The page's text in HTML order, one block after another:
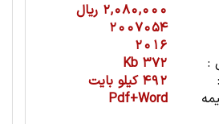
2,080,000 ریال
2007054
2016
:
372 Kb
492 کیلو بایت
Pdf+Word